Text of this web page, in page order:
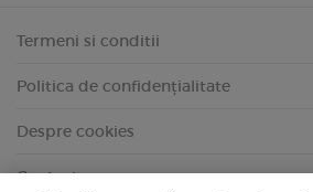
Termeni si conditii
Politica de confidențialitate
Despre cookies
Contact